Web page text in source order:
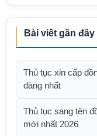
Bài viết gần đây
Thủ tục xin cấp
dàng nhất
Thủ tục sang tên
mới nhất 2026